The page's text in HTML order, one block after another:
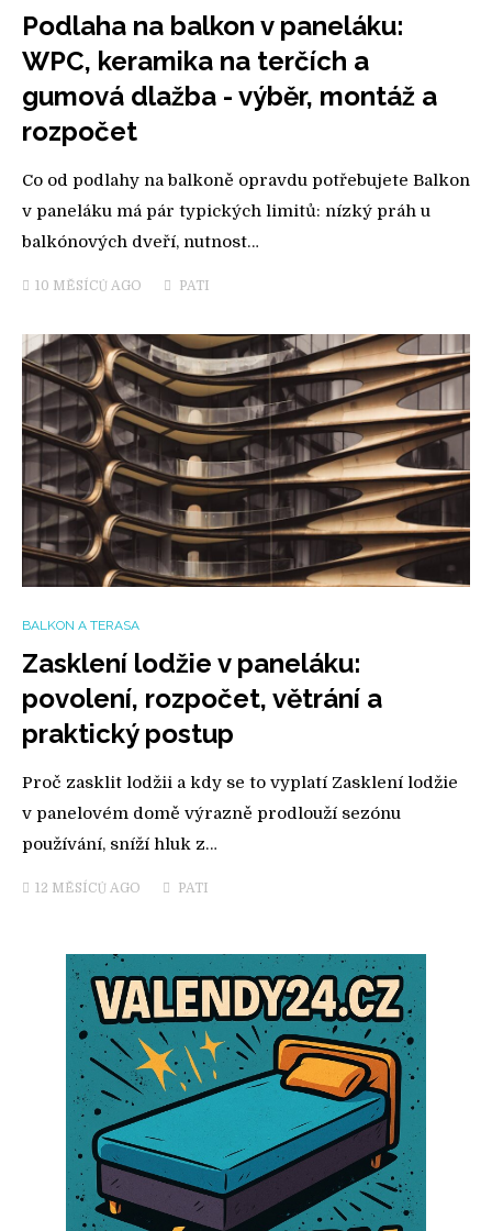
Podlaha na balkon v paneláku:
WPC, keramika na terčích a
gumová dlažba - výběr, montáž a
rozpočet
Co od podlahy na balkoně opravdu potřebujete Balkon
v paneláku má pár typických limitů: nízký práh u
balkónových dveří, nutnost…
10 MĚSÍCŮ AGO PATI
BALKON A TERASA
Zasklení lodžie v paneláku:
povolení, rozpočet, větrání a
praktický postup
Proč zasklit lodžii a kdy se to vyplatí Zasklení lodžie
v panelovém domě výrazně prodlouží sezónu
používání, sníží hluk z…
12 MĚSÍCŮ AGO PATI